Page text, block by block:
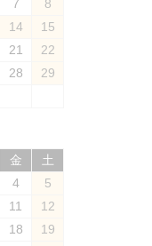
7
8
14
15
21
22
28
29
金
土
4
5
11
12
18
19